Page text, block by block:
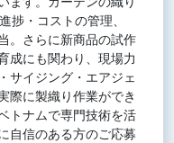
捗・コストの管理、
。さらに新商品の試作
成にも関わり、現場力
サイジング・エアジェ
際に製織り作業ができ
トナムで専門技術を活
自信のある方のご応募